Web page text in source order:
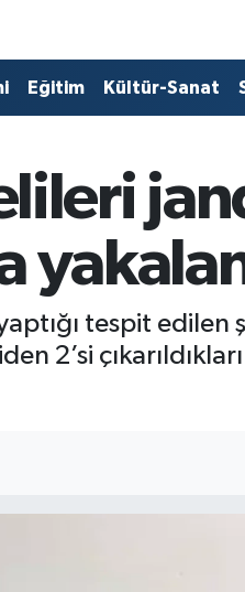
Eğitim Kültür-Sanat
yaptığı tespit
2’si